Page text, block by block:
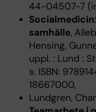
44-04507-7
Socialmedicin:
samhälle,
Hensing,
uppl. : Lund :
s. ISBN:
18667000,
Lundgren,